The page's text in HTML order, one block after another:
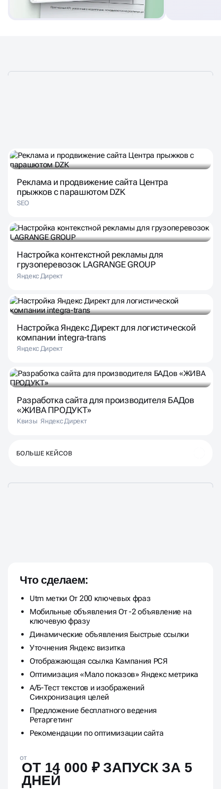
Реклама и продвижение сайта Центра
прыжков с парашютом DZK
SEO
Настройка контекстной рекламы для
грузоперевозок LAGRANGE GROUP
Яндекс Директ
Настройка Яндекс Директ для логистической
компании integra-trans
Яндекс Директ
Разработка сайта для производителя БАДов
«ЖИВА ПРОДУКТ»
Квизы Яндекс Директ
БОЛЬШЕ КЕЙСОВ
РАБОТЫ
Что сделаем:
Utm метки От 200 ключевых фраз
Мобильные объявления От -2 объявление на
ключевую фразу
Динамические объявления Быстрые ссылки
Уточнения Яндекс визитка
Отображающая ссылка Кампания РСЯ
Оптимизация «Мало показов» Яндекс метрика
А/Б-Тест текстов и изображений
Синхронизация целей
Предложение бесплатного ведения
Ретаргетинг
Рекомендации по оптимизации сайта
от
ОТ 14 000 ₽ ЗАПУСК ЗА 5
ДНЕЙ